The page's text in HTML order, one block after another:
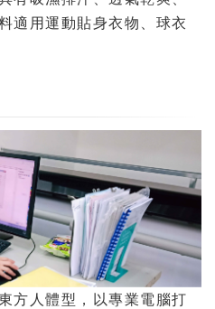
適用運動貼身衣物、球衣
方人體型，以專業電腦打